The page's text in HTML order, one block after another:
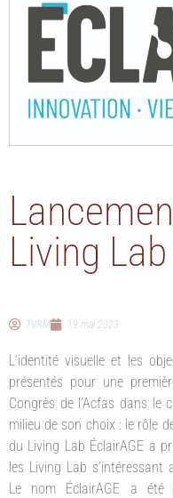
Living
TVRM 19 mai 2023
L’identité visuelle et les
présentés pour une
Congrès de l’Acfas dans le
milieu de son choix : le rôle
du Living Lab ÉclairAGE a
les Living Lab s’intéressant
Le nom ÉclairAGE a